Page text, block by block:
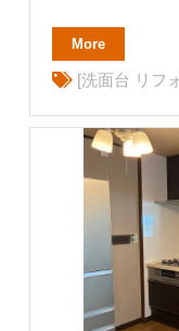
More
[洗面台 リフ